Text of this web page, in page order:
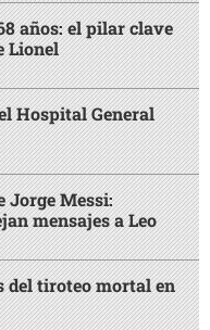
años: el pilar clave
Lionel
Hospital General
Jorge Messi:
mensajes a Leo
del tiroteo mortal en